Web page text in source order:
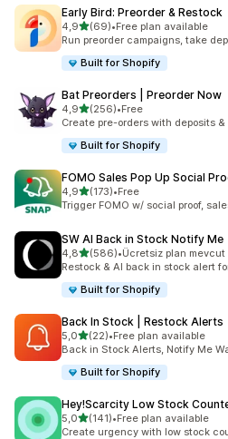
Early Bird: Preorder & Restock
4,95 yıldız üzerinden
(69)
toplam 69 değerlendirme
•Free plan available
Run preorder campaigns, take
Built for Shopify
Bat Preorders | Preorder Now
4,95 yıldız üzerinden
(256)
toplam 256 değerlendirme
•Free
Create pre-orders with deposits
Built for Shopify
FOMO Sales Pop Up Social
4,95 yıldız üzerinden
(173)
toplam 173 değerlendirme
•Free
Trigger FOMO w/ social proof,
SW AI Back in Stock Notify Me
4,85 yıldız üzerinden
(586)
toplam 586 değerlendirme
•Ücretsiz plan mevcut
Restock & AI back in stock alert
Built for Shopify
Back In Stock | Restock Alerts
5,05 yıldız üzerinden
(22)
toplam 22 değerlendirme
•Free plan available
Back in Stock Alerts, Notify Me
Built for Shopify
Hey!Scarcity Low Stock
5,05 yıldız üzerinden
(141)
toplam 141 değerlendirme
•Free plan available
Create urgency with low stock